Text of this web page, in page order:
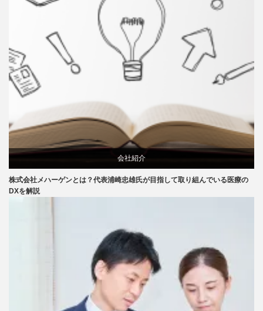
会社紹介
特集記事
株式会社メハーゲンとは？代表浦崎忠雄氏が目指して取り組んでいる医療の
DXを解説